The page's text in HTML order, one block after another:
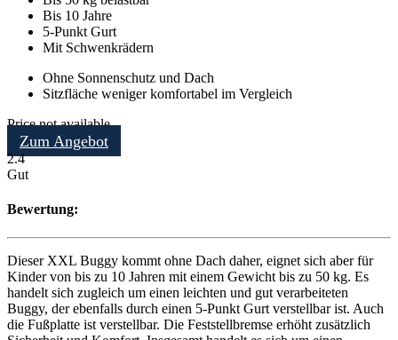
Bis 10 Jahre
5-Punkt Gurt
Mit Schwenkrädern
Ohne Sonnenschutz und Dach
Sitzfläche weniger komfortabel im Vergleich
Price not available
Zum Angebot
2.4
Gut
Bewertung:
Dieser XXL Buggy kommt ohne Dach daher, eignet sich aber für
Kinder von bis zu 10 Jahren mit einem Gewicht bis zu 50 kg. Es
handelt sich zugleich um einen leichten und gut verarbeiteten
Buggy, der ebenfalls durch einen 5-Punkt Gurt verstellbar ist. Auch
die Fußplatte ist verstellbar. Die Feststellbremse erhöht zusätzlich